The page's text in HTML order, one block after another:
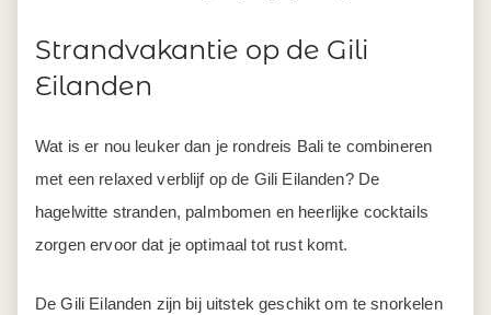
Strandvakantie op de Gili
Eilanden
Wat is er nou leuker dan je rondreis Bali te combineren
met een relaxed verblijf op de Gili Eilanden? De
hagelwitte stranden, palmbomen en heerlijke cocktails
zorgen ervoor dat je optimaal tot rust komt.
De Gili Eilanden zijn bij uitstek geschikt om te snorkelen